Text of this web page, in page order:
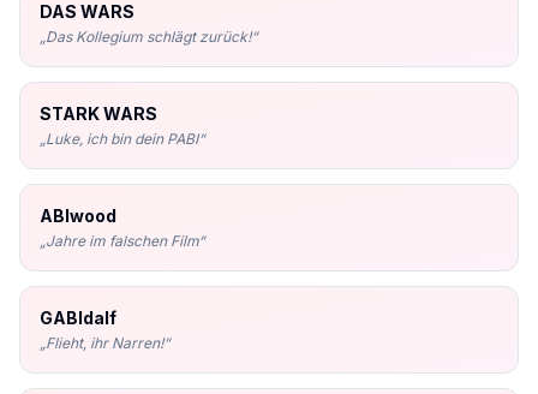
DAS WARS
„Das Kollegium schlägt zurück!“
STARK WARS
„Luke, ich bin dein PABI“
ABIwood
„Jahre im falschen Film“
GABIdalf
„Flieht, ihr Narren!“